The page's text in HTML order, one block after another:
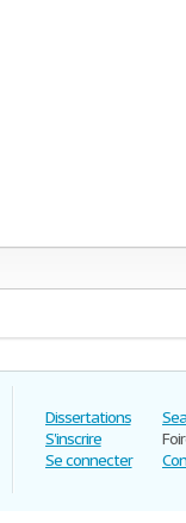
Dissertations
S'inscrire
Se connecter